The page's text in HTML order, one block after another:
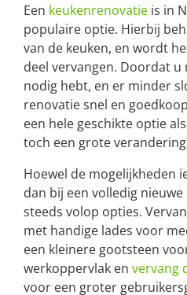
Een keukenrenovatie is in
populaire optie. Hierbij
van de keuken, en wordt
deel vervangen. Doordat
nodig hebt, en er minder
renovatie snel en
een hele geschikte optie
toch een grote
Hoewel de mogelijkheden
dan bij een volledig
steeds volop opties.
met handige lades voor
een kleinere gootsteen
werkoppervlak en vervang
voor een groter